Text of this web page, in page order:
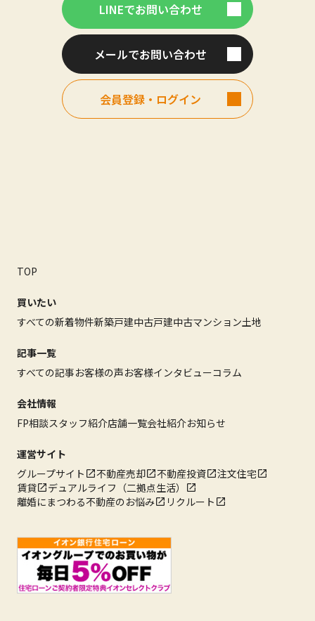
LINEでお問い合わせ
メールでお問い合わせ
会員登録・ログイン
TOP
買いたい
すべての新着物件新築戸建中古戸建中古マンション土地
記事一覧
すべての記事お客様の声お客様インタビューコラム
会社情報
FP相談スタッフ紹介店舗一覧会社紹介お知らせ
運営サイト
グループサイト
不動産売却 不動産投資
注文住宅
賃貸
デュアルライフ（二拠点生活）
離婚にまつわる不動産のお悩み
リクルート